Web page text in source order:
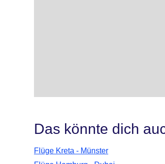
Das könnte dich
Flüge Kreta - Münster